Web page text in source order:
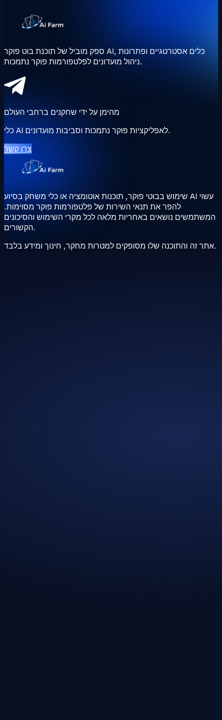
ספק מוביל של תוכנת בוט פוקר AI, כלים אסטרטגיים ופתרונות
ניהול מועדונים לפלטפורמות פוקר נתמכות.
מהימן על ידי שחקנים ברחבי העולם
כלי AI לאפליקציות פוקר נתמכות וסביבות מועדונים.
צרו קשר
שימוש בבוטי פוקר, תוכנות אוטומציה או כלי משחק בסיוע AI עשוי
להפר את תנאי השירות של פלטפורמות פוקר מסוימות.
המשתמשים נושאים באחריות מלאה לכל מקרי השימוש והסיכונים
הקשורים.
אתר זה והתוכנה שלו מסופקים למטרות מחקר, חינוך ומידע בלבד.